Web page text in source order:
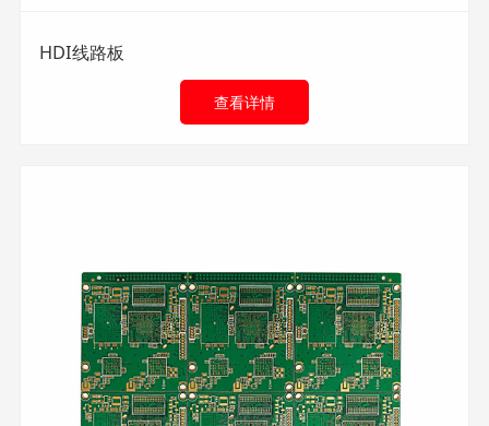
HDI线路板
查看详情